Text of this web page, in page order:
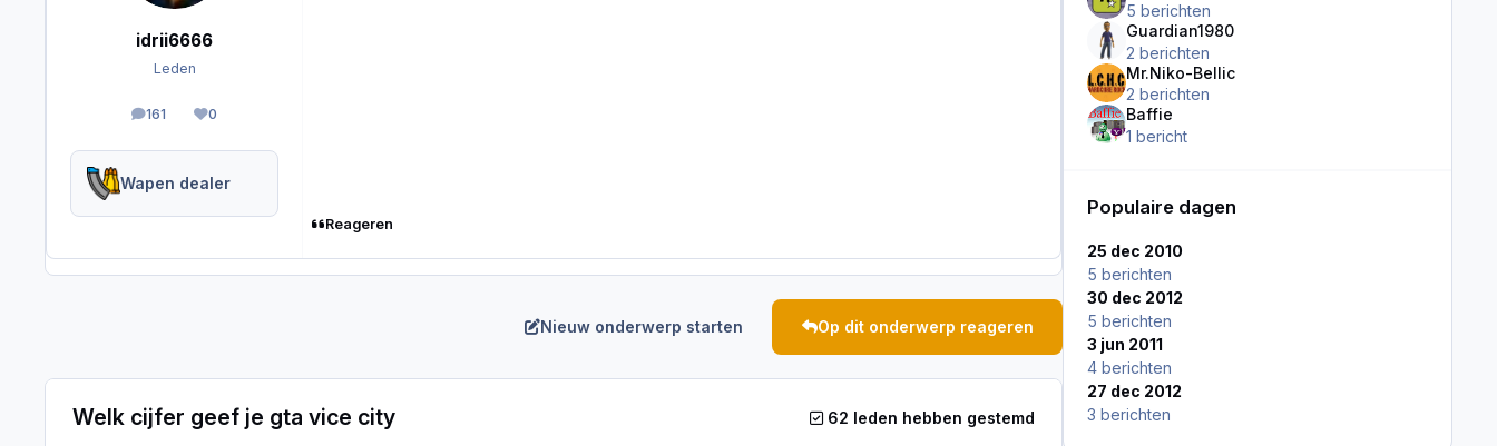
idrii6666
Leden
161
berichten0
Reputation
Wapen dealer
Reageren
Nieuw onderwerp starten Op dit onderwerp reageren
Welk cijfer geef je gta vice city 62 leden hebben gestemd
5 berichten
Guardian1980
2 berichten
Mr.Niko-Bellic
2 berichten
Baffie
1 bericht
Populaire dagen
25 dec 2010
5 berichten
30 dec 2012
5 berichten
3 jun 2011
4 berichten
27 dec 2012
3 berichten